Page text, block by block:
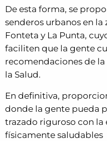
De esta forma, se
senderos urbanos en la
Fonteta y La Punta,
faciliten que la gente
recomendaciones de
la Salud.
En definitiva,
donde la gente pueda
trazado riguroso con la
físicamente saludables